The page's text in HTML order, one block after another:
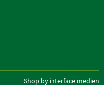
Shop by interface medien